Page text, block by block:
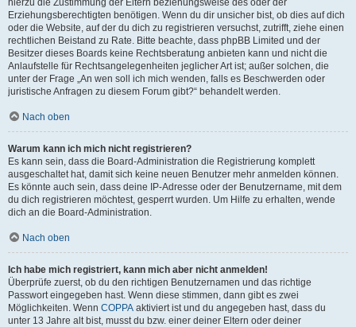
hierzu die Zustimmung der Eltern beziehungsweise des oder der
Erziehungsberechtigten benötigen. Wenn du dir unsicher bist, ob dies auf dich
oder die Website, auf der du dich zu registrieren versuchst, zutrifft, ziehe einen
rechtlichen Beistand zu Rate. Bitte beachte, dass phpBB Limited und der
Besitzer dieses Boards keine Rechtsberatung anbieten kann und nicht die
Anlaufstelle für Rechtsangelegenheiten jeglicher Art ist; außer solchen, die
unter der Frage „An wen soll ich mich wenden, falls es Beschwerden oder
juristische Anfragen zu diesem Forum gibt?“ behandelt werden.
Nach oben
Warum kann ich mich nicht registrieren?
Es kann sein, dass die Board-Administration die Registrierung komplett
ausgeschaltet hat, damit sich keine neuen Benutzer mehr anmelden können.
Es könnte auch sein, dass deine IP-Adresse oder der Benutzername, mit dem
du dich registrieren möchtest, gesperrt wurden. Um Hilfe zu erhalten, wende
dich an die Board-Administration.
Nach oben
Ich habe mich registriert, kann mich aber nicht anmelden!
Überprüfe zuerst, ob du den richtigen Benutzernamen und das richtige
Passwort eingegeben hast. Wenn diese stimmen, dann gibt es zwei
Möglichkeiten. Wenn COPPA aktiviert ist und du angegeben hast, dass du
unter 13 Jahre alt bist, musst du bzw. einer deiner Eltern oder deiner